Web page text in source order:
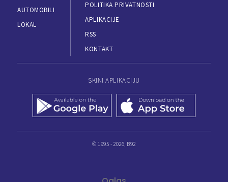
AUTOMOBILI
LOKAL
POLITIKA PRIVATNOSTI
APLIKACIJE
RSS
KONTAKT
SKINI APLIKACIJU
© 1995 - 2026, B92